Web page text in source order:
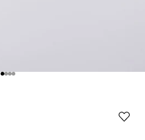
Ir al artículo 1
Ir al artículo 2
Ir al artículo 3
Ir al artículo 4